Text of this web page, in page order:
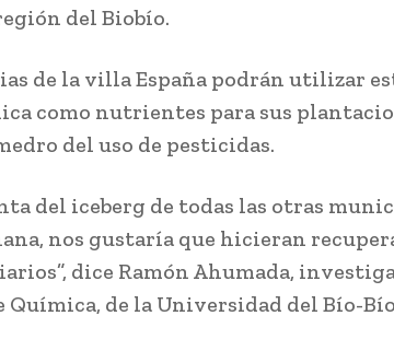
del Biobío.
de la villa España podrán utilizar
como nutrientes para sus
del uso de pesticidas.
del iceberg de todas las otras
nos gustaría que hicieran
dice Ramón Ahumada,
Química, de la Universidad del Bío-